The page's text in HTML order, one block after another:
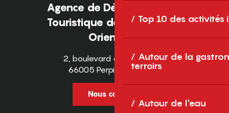
Top 10 des activités
Autour de la
terroirs
Autour de l'eau
Agence de Développement
Touristique des Pyrénées-
Orientales
2, boulevard des Pyrénées
66005 Perpignan Cedex
Nous contacter